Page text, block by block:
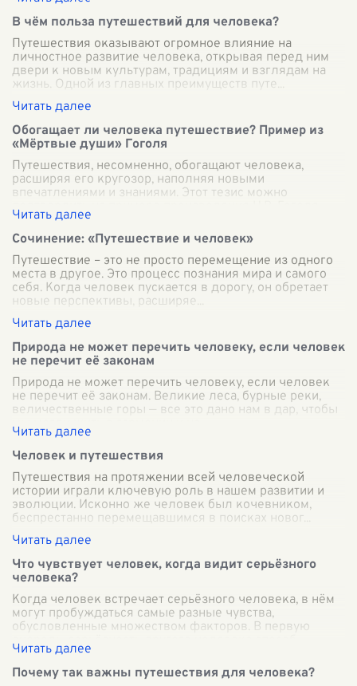
В чём польза путешествий для человека?
Путешествия оказывают огромное влияние на
личностное развитие человека, открывая перед ним
двери к новым культурам, традициям и взглядам на
жизнь. Одной из главных преимуществ путе
Обогащает ли человека путешествие? Пример из
«Мёртвые души» Гоголя
Путешествия, несомненно, обогащают человека,
расширяя его кругозор, наполняя новыми
впечатлениями и знаниями. Этот тезис можно
подтвердить на примере произведения Н.В. Гоголя
"Мёрт ...
Сочинение: «Путешествие и человек»
Путешествие – это не просто перемещение из одного
места в другое. Это процесс познания мира и самого
себя. Когда человек пускается в дорогу, он обретает
новые перспективы, расширяе
Природа не может перечить человеку, если человек
не перечит её законам
Природа не может перечить человеку, если человек
не перечит её законам. Великие леса, бурные реки,
величественные горы — все это дано нам в дар, чтобы
мы могли жить в гармонии и на
Человек и путешествия
Путешествия на протяжении всей человеческой
истории играли ключевую роль в нашем развитии и
эволюции. Исконно же человек был кочевником,
беспрестанно перемещавшимся в поисках новог
Что чувствует человек, когда видит серьёзного
человека?
Когда человек встречает серьёзного человека, в нём
могут пробуждаться самые разные чувства,
обусловленные множеством факторов. В первую
очередь, серьёзность другого человека способ
Почему так важны путешествия для человека?